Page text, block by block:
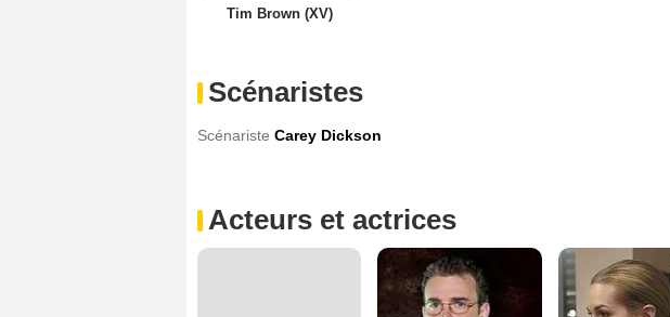
Tim Brown (XV)
Scénaristes
Scénariste Carey Dickson
Acteurs et actrices